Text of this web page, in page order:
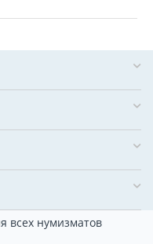
всех нумизматов